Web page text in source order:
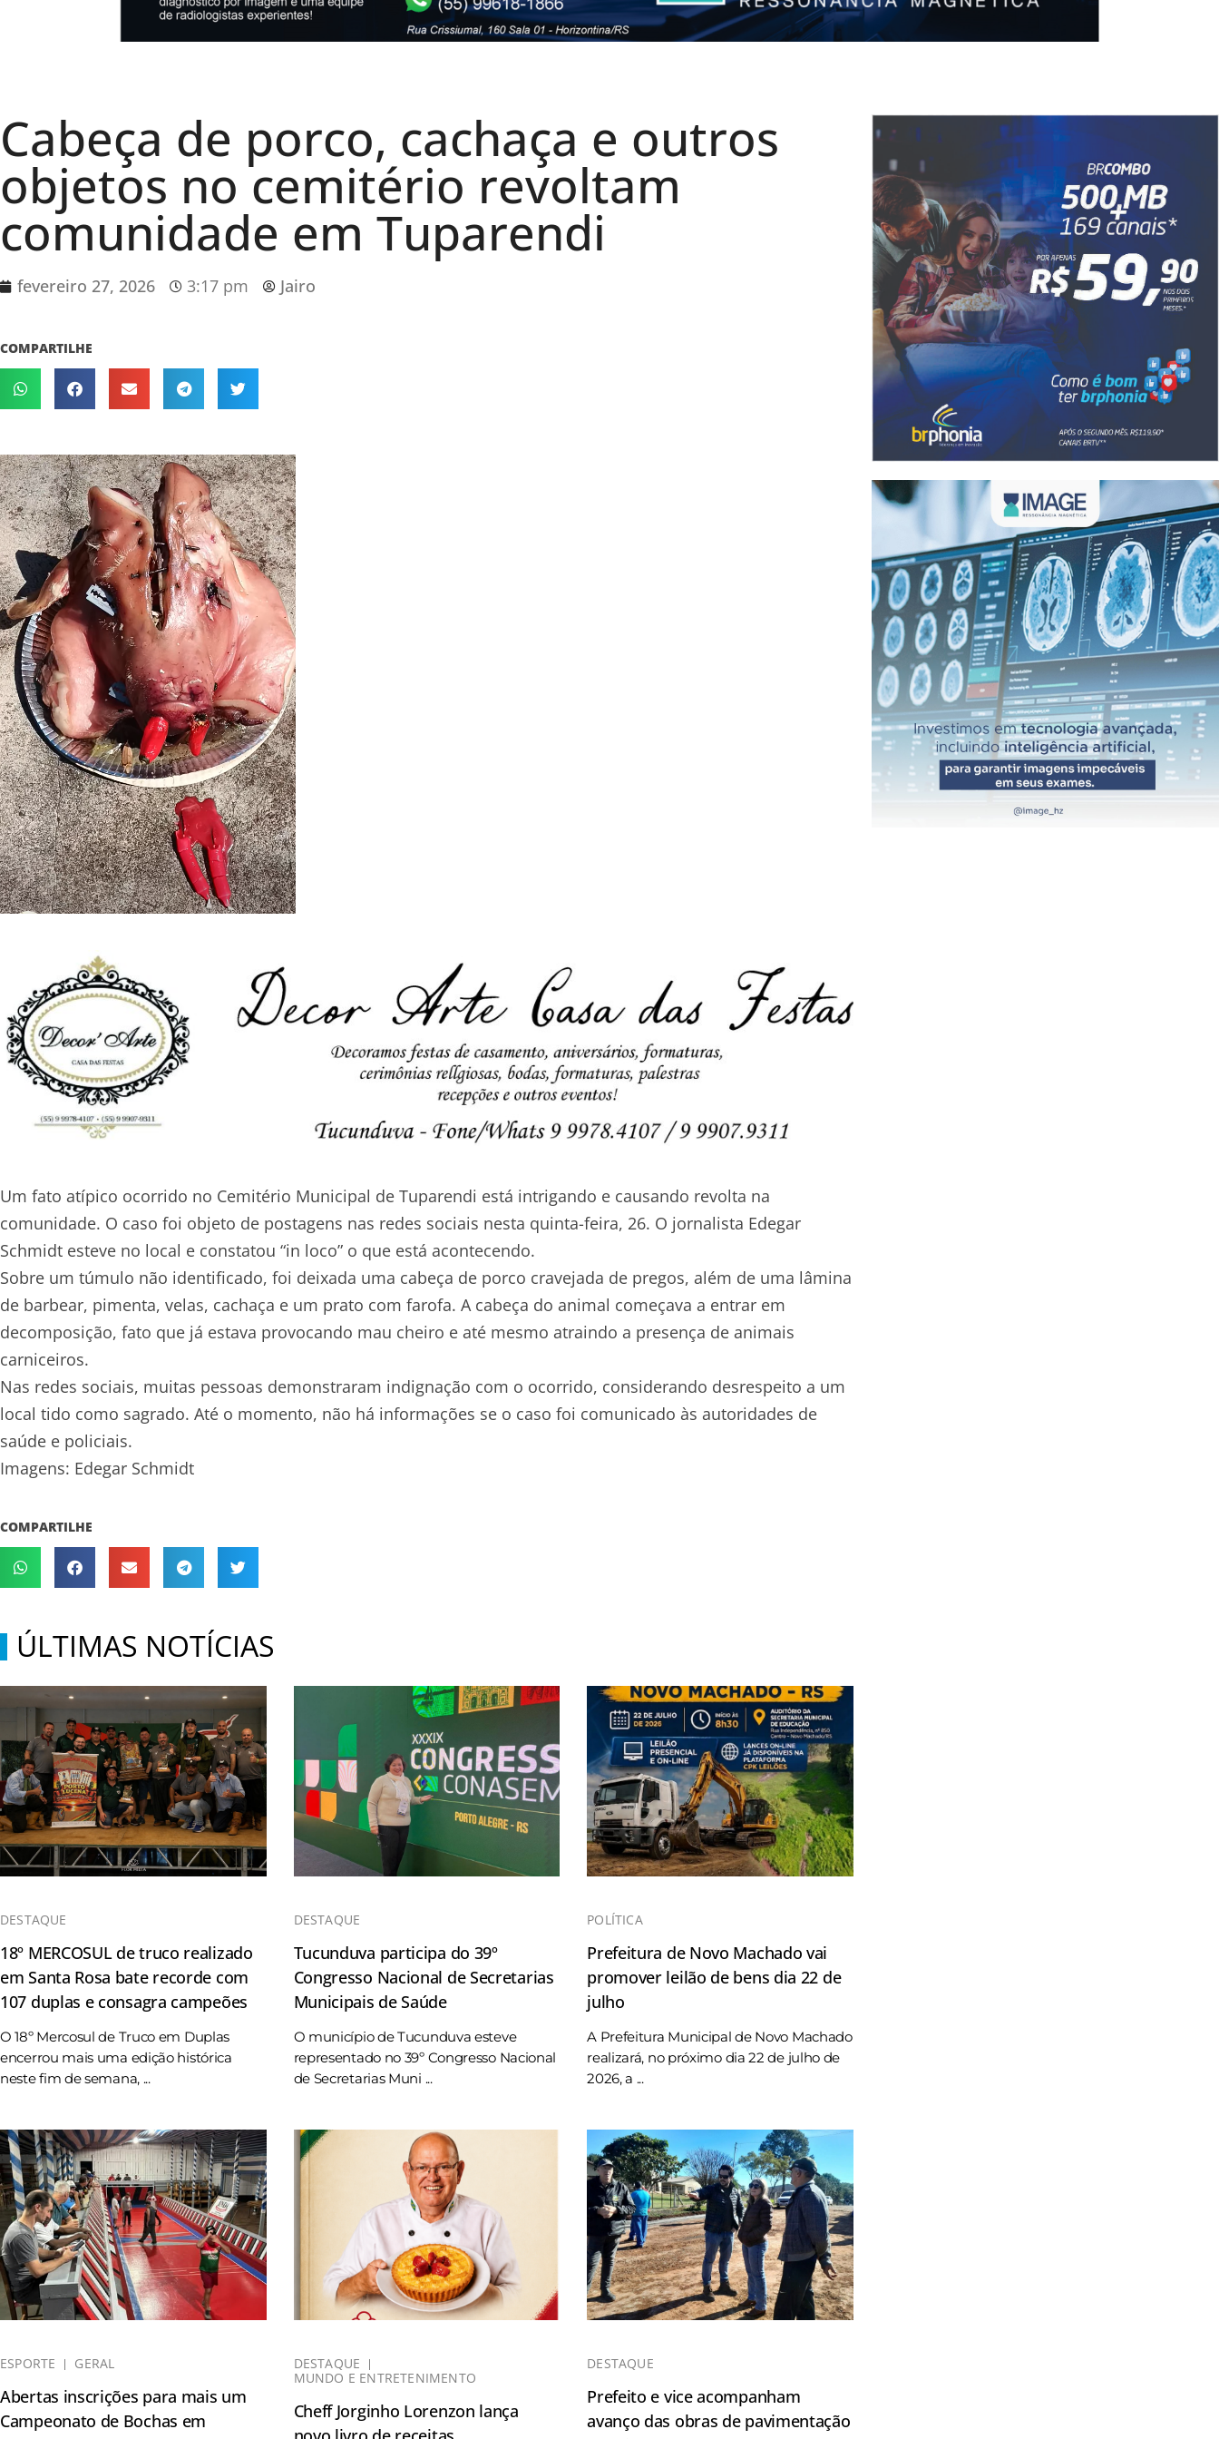
Cabeça de porco, cachaça e outros
objetos no cemitério revoltam
comunidade em Tuparendi
fevereiro 27, 2026 3:17 pm Jairo
COMPARTILHE
Um fato atípico ocorrido no Cemitério Municipal de Tuparendi está intrigando e causando revolta na
comunidade. O caso foi objeto de postagens nas redes sociais nesta quinta-feira, 26. O jornalista Edegar
Schmidt esteve no local e constatou “in loco” o que está acontecendo.
Sobre um túmulo não identificado, foi deixada uma cabeça de porco cravejada de pregos, além de uma lâmina
de barbear, pimenta, velas, cachaça e um prato com farofa. A cabeça do animal começava a entrar em
decomposição, fato que já estava provocando mau cheiro e até mesmo atraindo a presença de animais
carniceiros.
Nas redes sociais, muitas pessoas demonstraram indignação com o ocorrido, considerando desrespeito a um
local tido como sagrado. Até o momento, não há informações se o caso foi comunicado às autoridades de
saúde e policiais.
Imagens: Edegar Schmidt
COMPARTILHE
ÚLTIMAS NOTÍCIAS
DESTAQUE
18º MERCOSUL de truco realizado
em Santa Rosa bate recorde com
107 duplas e consagra campeões
O 18º Mercosul de Truco em Duplas
encerrou mais uma edição histórica
neste fim de semana, ...
DESTAQUE
Tucunduva participa do 39º
Congresso Nacional de Secretarias
Municipais de Saúde
O município de Tucunduva esteve
representado no 39º Congresso Nacional
de Secretarias Muni ...
POLÍTICA
Prefeitura de Novo Machado vai
promover leilão de bens dia 22 de
julho
A Prefeitura Municipal de Novo Machado
realizará, no próximo dia 22 de julho de
2026, a ...
ESPORTE GERAL
Abertas inscrições para mais um
Campeonato de Bochas em
DESTAQUE
MUNDO E ENTRETENIMENTO
Cheff Jorginho Lorenzon lança
DESTAQUE
Prefeito e vice acompanham
avanço das obras de pavimentação